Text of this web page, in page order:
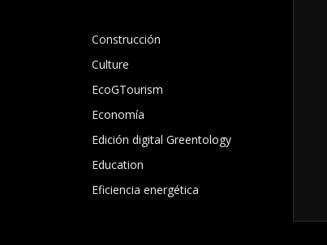
Construcción
Culture
EcoGTourism
Economía
Edición digital Greentology
Education
Eficiencia energética